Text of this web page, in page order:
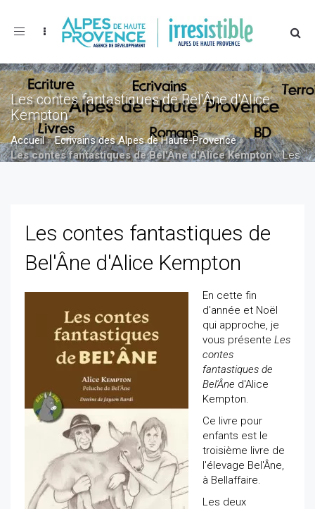
Toggle
Les contes fantastiques de Bel'Âne d'Alice
Kempton
Accueil»Ecrivains des Alpes de Haute-Provence»
Les contes fantastiques de Bel'Âne d'Alice Kempton»Les
Les contes fantastiques de
Bel'Âne d'Alice Kempton
En cette fin
d'année et Noël
qui approche, je
vous présente Les
contes
fantastiques de
Bel'Âne d'Alice
Kempton.
Ce livre pour
enfants est le
troisième livre de
l'élevage Bel'Âne,
à Bellaffaire.
Les deux